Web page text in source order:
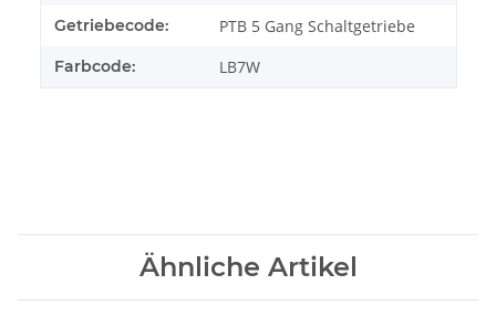
Getriebecode: PTB 5 Gang Schaltgetriebe
Farbcode: LB7W
Ähnliche Artikel